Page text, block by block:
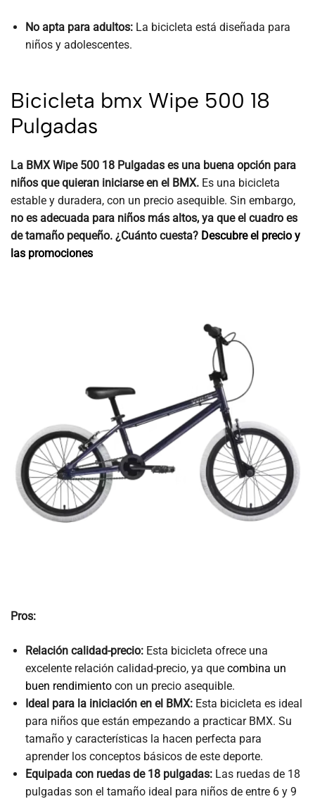
No apta para adultos:La bicicleta está diseñada para
niños y adolescentes.
Bicicleta bmx Wipe 500 18
Pulgadas
La BMX Wipe 500 18 Pulgadas es una buena opción para
niños que quieran iniciarse en el BMX. Es una bicicleta
estable y duradera, con un precio asequible. Sin embargo,
no es adecuada para niños más altos, ya que el cuadro es
de tamaño pequeño. ¿Cuánto cuesta? Descubre el precio y
las promociones
Pros:
Relación calidad-precio:Esta bicicleta ofrece una
excelente relación calidad-precio, ya que combina un
buen rendimientocon un precio asequible.
Ideal para la iniciación en el BMX:Esta bicicleta es ideal
para niños que están empezando a practicar BMX. Su
tamaño y características la hacen perfecta para
aprender los conceptos básicos de este deporte.
Equipada con ruedas de 18 pulgadas:Las ruedas de 18
pulgadas son el tamaño ideal para niños de entre 6 y 9